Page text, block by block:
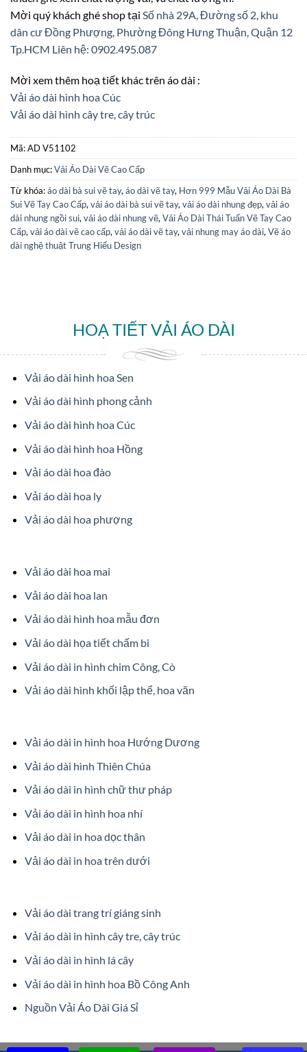
Mời quý khách ghé shop tại Số nhà 29A, Đường số 2, khu
dân cư Đồng Phượng, Phường Đông Hưng Thuận, Quận 12
Tp.HCM Liên hệ: 0902.495.087
Mời xem thêm hoạ tiết khác trên áo dài :
Vải áo dài hình hoa Cúc
Vải áo dài hình cây tre, cây trúc
Mã:AD V51102
Danh mục:Vải Áo Dài Vẽ Cao Cấp
Từ khóa:áo dài bà sui vẽ tay, áo dài vẽ tay, Hơn 999 Mẫu Vải Áo Dài Bà
Sui Vẽ Tay Cao Cấp, vải áo dài bà sui vẽ tay, vải áo dài nhung đẹp, vải áo
dài nhung ngồi sui, vải áo dài nhung vẽ, Vải Áo Dài Thái Tuấn Vẽ Tay Cao
Cấp, vải áo dài vẽ cao cấp, vải áo dài vẽ tay, vải nhung may áo dài, Vẽ áo
dài nghệ thuật Trung Hiếu Design
HOẠ TIẾT VẢI ÁO DÀI
Vải áo dài hình hoa Sen
Vải áo dài hình phong cảnh
Vải áo dài hình hoa Cúc
Vải áo dài hình hoa Hồng
Vải áo dài hoa đào
Vải áo dài hoa ly
Vải áo dài hoa phượng
Vải áo dài hoa mai
Vải áo dài hoa lan
Vải áo dài hình hoa mẫu đơn
Vải áo dài họa tiết chấm bi
Vải áo dài in hình chim Công, Cò
Vải áo dài hình khối lập thể, hoa văn
Vải áo dài in hình hoa Hướng Dương
Vải áo dài hình Thiên Chúa
Vải áo dài in hình chữ thư pháp
Vải áo dài in hình hoa nhí
Vải áo dài in hoa dọc thân
Vải áo dài in hoa trên dưới
Vải áo dài trang trí giáng sinh
Vải áo dài in hình cây tre, cây trúc
Vải áo dài in hình lá cây
Vải áo dài in hình hoa Bồ Công Anh
Nguồn Vải Áo Dài Giá Sỉ